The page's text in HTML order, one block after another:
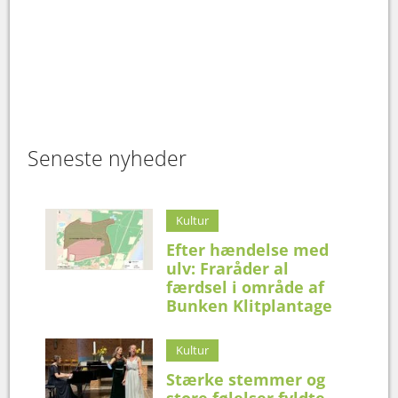
Seneste nyheder
Kultur
Efter hændelse med
ulv: Fraråder al
færdsel i område af
Bunken Klitplantage
Kultur
Stærke stemmer og